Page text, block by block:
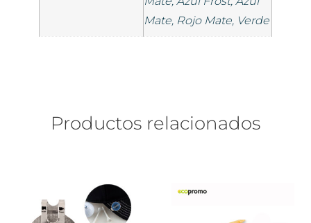
Mate, Rojo Mate, Verde
Productos relacionados